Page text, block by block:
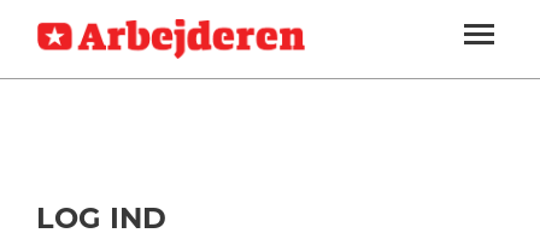
SEKTIONER
ARBEJDEREN
MENER
UDLAND
SOUNDCLOUD
ABONNER
LOG IND
LOG IND